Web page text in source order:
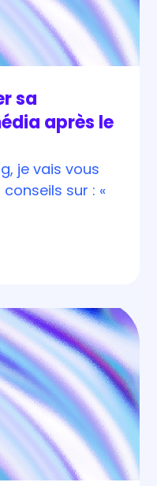
sa
après le
je vais vous
sur : «